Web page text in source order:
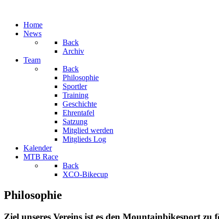
Home
News
Back
Archiv
Team
Back
Philosophie
Sportler
Training
Geschichte
Ehrentafel
Satzung
Mitglied werden
Mitglieds Log
Kalender
MTB Race
Back
XCO-Bikecup
Philosophie
Ziel unseres Vereins ist es den Mountainbikesport zu